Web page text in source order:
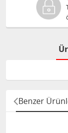
Benzer